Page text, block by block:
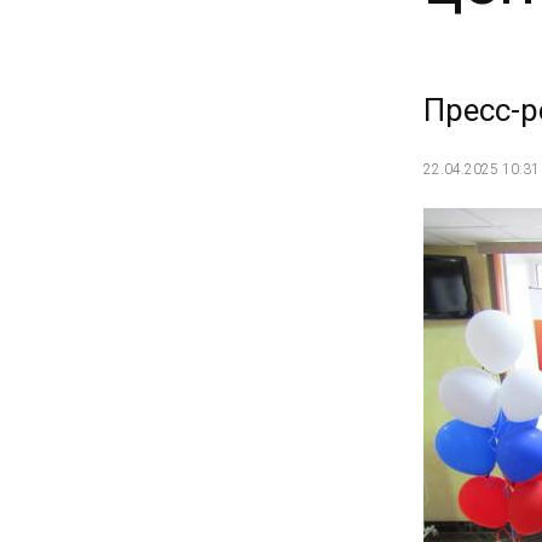
Пресс-
22.04.2025 10:31